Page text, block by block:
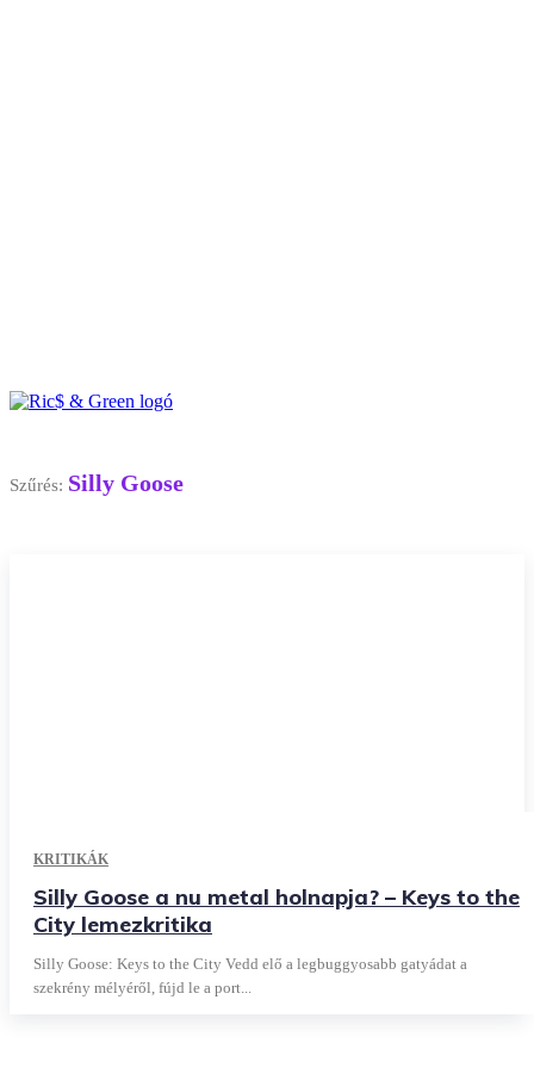
Szűrés: Silly Goose
KRITIKÁK
Silly Goose a nu metal holnapja? – Keys to the
City lemezkritika
Silly Goose: Keys to the City Vedd elő a legbuggyosabb gatyádat a
szekrény mélyéről, fújd le a port...